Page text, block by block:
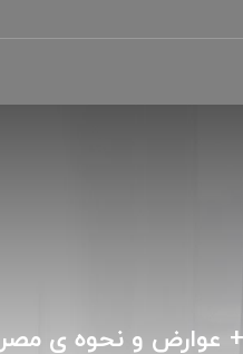
عوارض و نحوه ی